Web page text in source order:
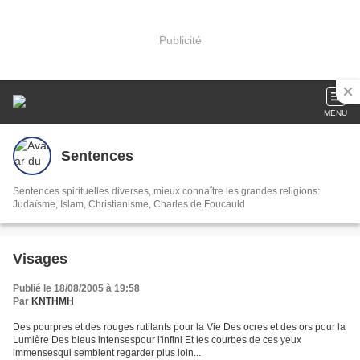
Publicité
MENU
Sentences
Sentences spirituelles diverses, mieux connaître les grandes religions:
Judaïsme, Islam, Christianisme, Charles de Foucauld
Visages
Publié le 18/08/2005 à 19:58
Par KNTHMH
Des pourpres et des rouges rutilants pour la Vie Des ocres et des ors pour la
Lumière Des bleus intensespour l'infini Et les courbes de ces yeux
immensesqui semblent regarder plus loin...